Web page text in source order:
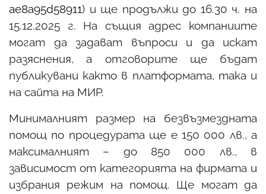
ae8a95d58911) и ще продължи до 16.30 ч. на
15.12.2025 г. На същия адрес компаниите
могат да задават въпроси и да искат
разяснения, а отговорите ще бъдат
публикувани както в платформата, така и
на сайта на МИР.
Минималният размер на безвъзмездната
помощ по процедурата ще е 150 000 лв., а
максималният – до 850 000 лв., в
зависимост от категорията на фирмата и
избрания режим на помощ. Ще могат да